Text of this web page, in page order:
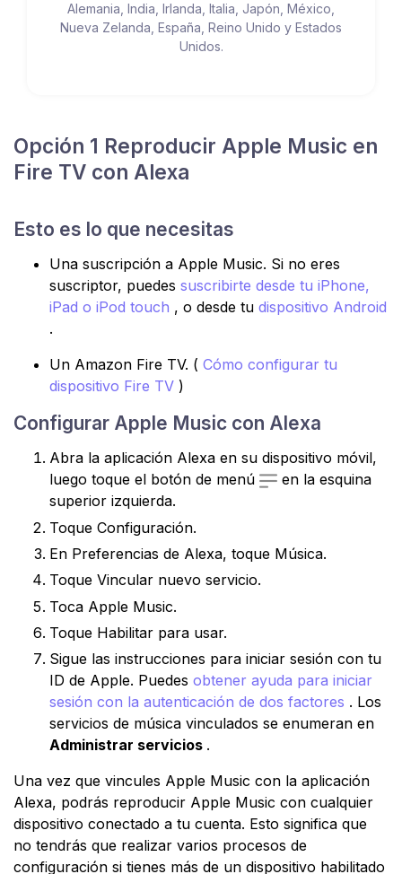
Alemania, India, Irlanda, Italia, Japón, México,
Nueva Zelanda, España, Reino Unido y Estados
Unidos.
Opción 1 Reproducir Apple Music en
Fire TV con Alexa
Esto es lo que necesitas
Una suscripción a Apple Music. Si no eres
suscriptor, puedes suscribirte desde tu iPhone,
iPad o iPod touch , o desde tu dispositivo Android
.
Un Amazon Fire TV. ( Cómo configurar tu
dispositivo Fire TV )
Configurar Apple Music con Alexa
Abra la aplicación Alexa en su dispositivo móvil,
luego toque el botón de menú
en la esquina
superior izquierda.
Toque Configuración.
En Preferencias de Alexa, toque Música.
Toque Vincular nuevo servicio.
Toca Apple Music.
Toque Habilitar para usar.
Sigue las instrucciones para iniciar sesión con tu
ID de Apple. Puedes obtener ayuda para iniciar
sesión con la autenticación de dos factores . Los
servicios de música vinculados se enumeran en
Administrar servicios .
Una vez que vincules Apple Music con la aplicación
Alexa, podrás reproducir Apple Music con cualquier
dispositivo conectado a tu cuenta. Esto significa que
no tendrás que realizar varios procesos de
configuración si tienes más de un dispositivo habilitado